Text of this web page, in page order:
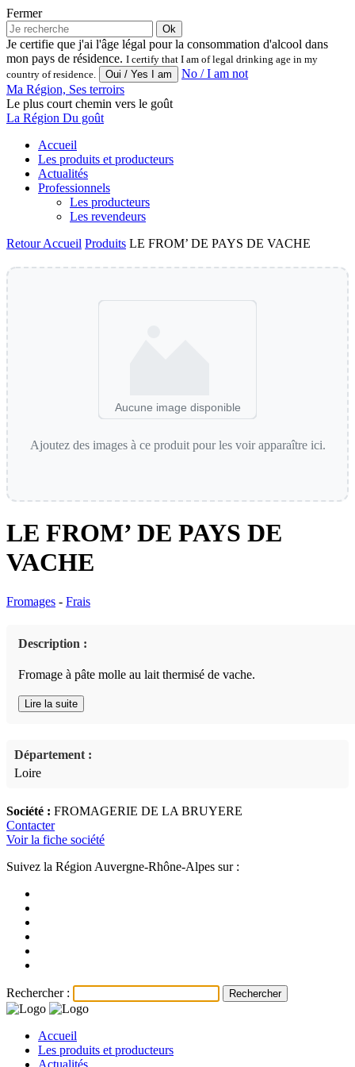
Fermer
Ok
Je certifie que j'ai l'âge légal pour la consommation d'alcool dans
mon pays de résidence. I certify that I am of legal drinking age in my
country of residence.
No / I am not
Ma Région, Ses terroirs
Le plus court chemin vers le goût
La Région Du goût
Accueil
Les produits et producteurs
Actualités
Professionnels
Les producteurs
Les revendeurs
RetourAccueil Produits LE FROM’ DE PAYS DE VACHE
Aucune image disponible
Ajoutez des images à ce produit pour les voir apparaître ici.
LE FROM’ DE PAYS DE
VACHE
Fromages - Frais
Description :
Fromage à pâte molle au lait thermisé de vache.
Lire la suite
Département :
Loire
Société : FROMAGERIE DE LA BRUYERE
Contacter
Voir la fiche société
Suivez la Région Auvergne-Rhône-Alpes sur :
Rechercher :
Accueil
Les produits et producteurs
Actualités